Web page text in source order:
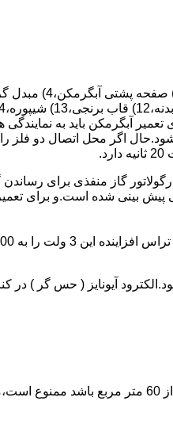
اگر محل اتصال دو فلز
گاز منفذی برای رساندن
بینی شده است.و برای تعمیر
آیونایز ( حس گر ) در
نصب وسایل گاز سوز پر مصرف مانند آبگرمکن در واحدهای